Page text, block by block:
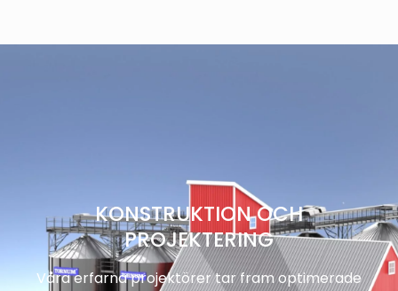
KONSTRUKTION OCH
PROJEKTERING
Våra erfarna projektörer tar fram optimerade